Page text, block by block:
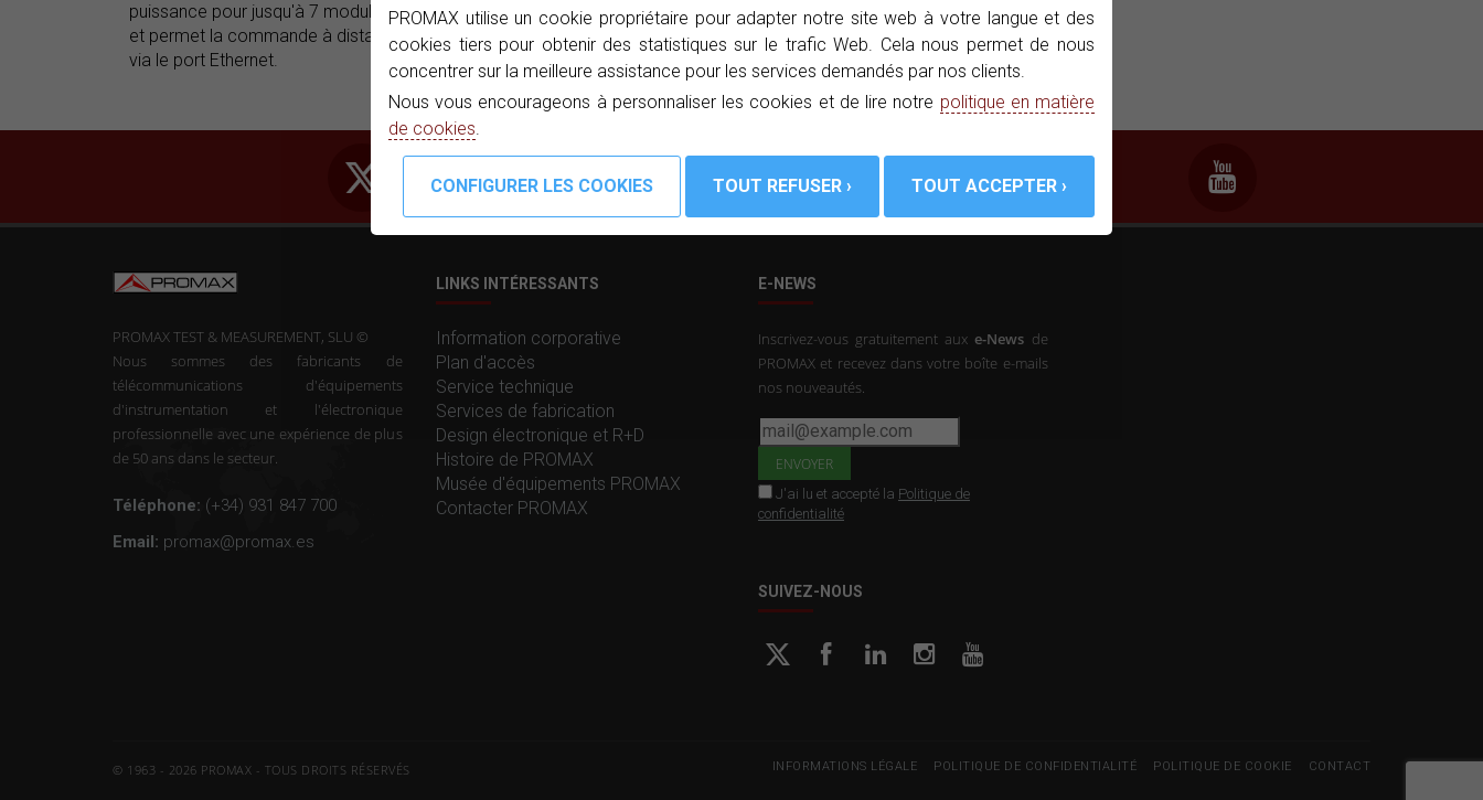
PROMAX utilise un cookie propriétaire pour adapter notre site web à votre langue et des
cookies tiers pour obtenir des statistiques sur le trafic Web. Cela nous permet de nous
concentrer sur la meilleure assistance pour les services demandés par nos clients.
Nous vous encourageons à personnaliser les cookies et de lire notre politique en matière
de cookies.
puissance pour jusqu'à 7 modules, tous les types,
et permet la commande à distance depuis un PC
via le port Ethernet.
PROMAX TEST & MEASUREMENT, SLU ©
Nous sommes des fabricants de
télécommunications d'équipements
d'instrumentation et l'électronique
professionnelle avec une expérience de plus
de 50 ans dans le secteur.
Téléphone: (+34) 931 847 700
Email: promax@promax.es
LINKS INTÉRESSANTS
Information corporative
Plan d'accès
Service technique
Services de fabrication
Design électronique et R+D
Histoire de PROMAX
Musée d'équipements PROMAX
Contacter PROMAX
E-NEWS
Inscrivez-vous gratuitement aux e-News de
PROMAX et recevez dans votre boîte e-mails
nos nouveautés.
J'ai lu et accepté la Politique de
confidentialité
SUIVEZ-NOUS
© 1963 - 2026 PROMAX - TOUS DROITS RÉSERVÉS INFORMATIONS LÉGALE POLITIQUE DE CONFIDENTIALITÉ POLITIQUE DE COOKIE CONTACT